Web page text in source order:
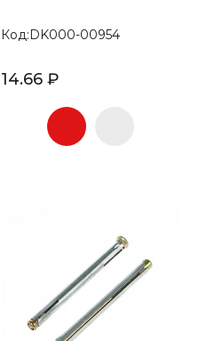
Код:DK000-00954
14.66 ₽